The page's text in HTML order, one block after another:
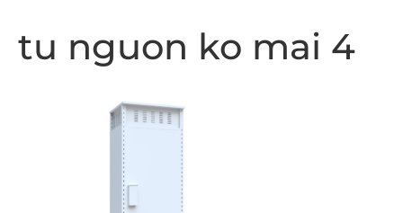
tu nguon ko mai 4